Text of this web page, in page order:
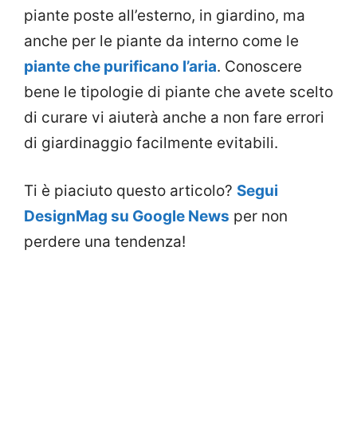
piante poste all’esterno, in giardino, ma
anche per le piante da interno come le
piante che purificano l’aria. Conoscere
bene le tipologie di piante che avete scelto
di curare vi aiuterà anche a non fare errori
di giardinaggio facilmente evitabili.
Ti è piaciuto questo articolo? Segui
DesignMag su Google News per non
perdere una tendenza!